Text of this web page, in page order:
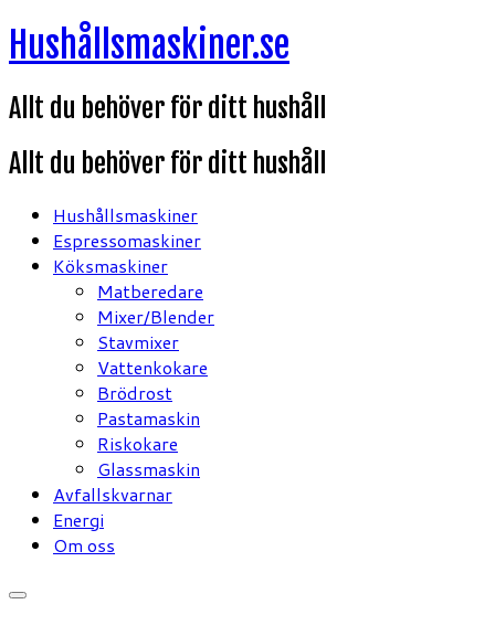
Hoppa
till
Hushållsmaskiner.se
Allt du behöver för ditt hushåll
Allt du behöver för ditt hushåll
Hushållsmaskiner
Espressomaskiner
Köksmaskiner
Matberedare
Mixer/Blender
Stavmixer
Vattenkokare
Brödrost
Pastamaskin
Riskokare
Glassmaskin
Avfallskvarnar
Energi
Om oss